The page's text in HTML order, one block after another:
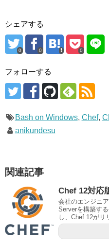
シェアする
0 0 0
フォローする
Bash on Windows, Chef,
anikundesu
関連記事
Chef 12対応
会社のエンジニ
Serverを構築す
し、Chef 12がリ